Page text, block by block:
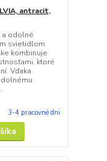
antracit,
a odolné
svietidlom
kombinuje
ktoré
Vďaka
3-4 pracovné dni